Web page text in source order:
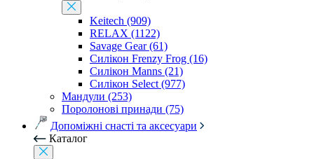
Keitech (909)
RELAX (1122)
Savage Gear (61)
Силікон Frenzy Frog (16)
Силікон Manns (21)
Силікон Select (977)
Мандули (253)
Поролонові принади (75)
Допоміжні снасті та аксесуари
Каталог